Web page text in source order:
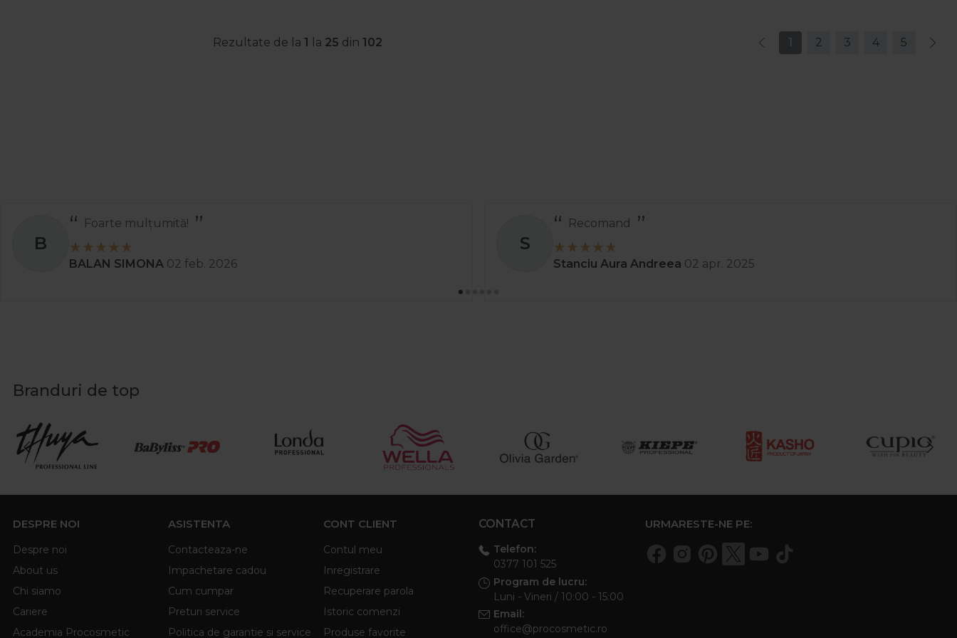
Rezultate de la 1 la 25 din 102 1 2 3 4 5
B
Foarte mulțumită!
BALAN SIMONA 02 feb. 2026
S
Recomand
Stanciu Aura Andreea 02 apr. 2025
Branduri de top
DESPRE NOI
Despre noi
About us
Chi siamo
Cariere
Academia Procosmetic
ASISTENTA
Contacteaza-ne
Impachetare cadou
Cum cumpar
Preturi service
Politica de garantie si service
CONT CLIENT
Contul meu
Inregistrare
Recuperare parola
Istoric comenzi
Produse favorite
CONTACT
Telefon:
0377 101 525
Program de lucru:
Luni - Vineri / 10:00 - 15:00
Email:
office@procosmetic.ro
URMARESTE-NE PE: